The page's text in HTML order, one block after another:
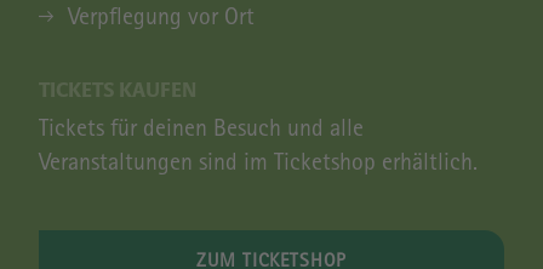
Verpflegung vor Ort
TICKETS KAUFEN
Tickets für deinen Besuch und alle
Veranstaltungen sind im Ticketshop erhältlich.
ZUM TICKETSHOP